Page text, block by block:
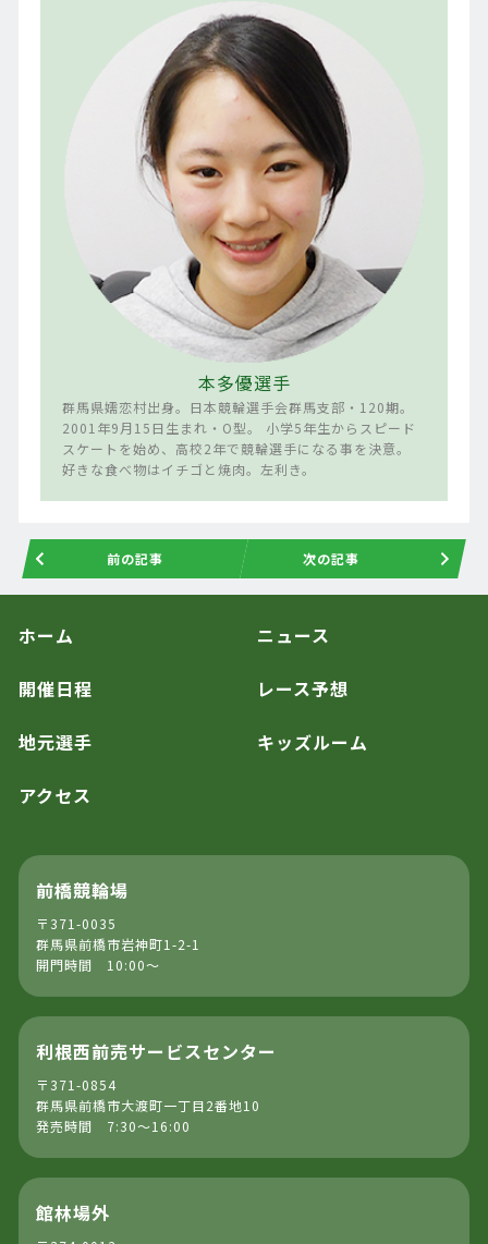
本多優選手
群馬県嬬恋村出身。日本競輪選手会群馬支部・120期。
2001年9月15日生まれ・O型。 小学5年生からスピード
スケートを始め、高校2年で競輪選手になる事を決意。
好きな食べ物はイチゴと焼肉。左利き。
前の記事 次の記事
ホーム ニュース
開催日程 レース予想
地元選手 キッズルーム
アクセス
前橋競輪場
〒371-0035
群馬県前橋市岩神町1-2-1
開門時間 10:00～
利根西前売サービスセンター
〒371-0854
群馬県前橋市大渡町一丁目2番地10
発売時間 7:30～16:00
館林場外